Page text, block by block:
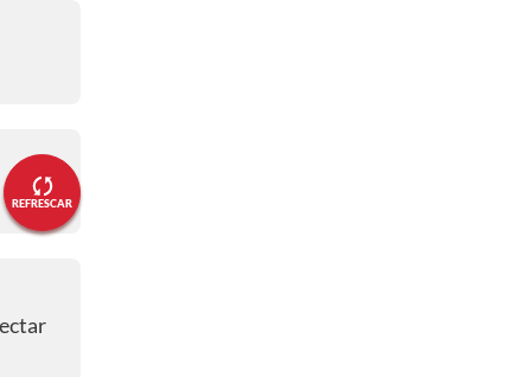
REFRESCAR